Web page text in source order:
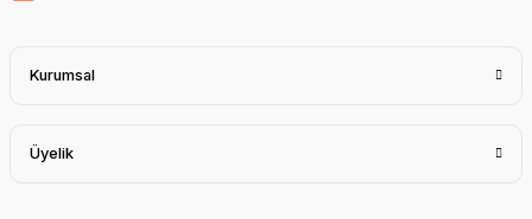
Kurumsal
Üyelik